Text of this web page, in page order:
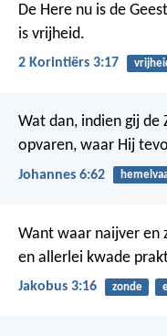
De Here nu is de
is vrijheid.
2 Korintiërs 3:17
Wat dan, indien gij de
opvaren, waar Hij
Johannes 6:62
Want waar naijver en
en allerlei kwade
Jakobus 3:16 zonde